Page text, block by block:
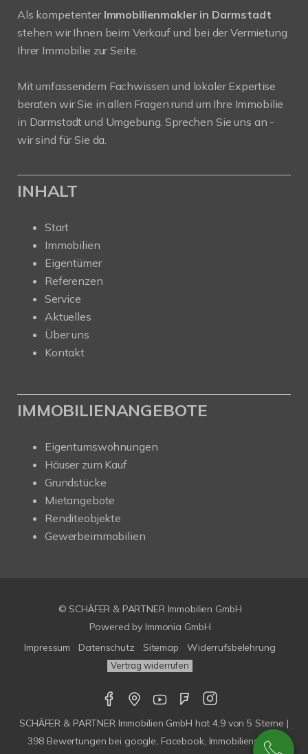
Als kompetenter Immobilienmakler in Darmstadt
stehen wir Ihnen beim Verkauf und bei der Vermietung
Ihrer Immobilie zur Seite.
Mit umfassendem Fachwissen und lokaler Expertise
beraten wir Sie in allen Fragen rund um Ihre Immobilie
in Darmstadt und Umgebung. Sprechen Sie uns an -
wir sind für Sie da.
INHALT
Start
Immobilien
Eigentümer
Referenzen
Service
Aktuelles
Über uns
Kontakt
IMMOBILIENANGEBOTE
Eigentumswohnungen
Häuser zum Kauf
Grundstücke
Mietangebote
Renditeobjekte
Gewerbeimmobilien
© SCHÄFER & PARTNER Immobilien GmbH
Powered by Immonia GmbH
Impressum
Datenschutz Sitemap Widerrufsbelehrung
Vertrag widerrufen
SCHÄFER & PARTNER Immobilien GmbH hat4,9von5 Sterne |
398 Bewertungen bei google, Facebook, Immobilienscout,